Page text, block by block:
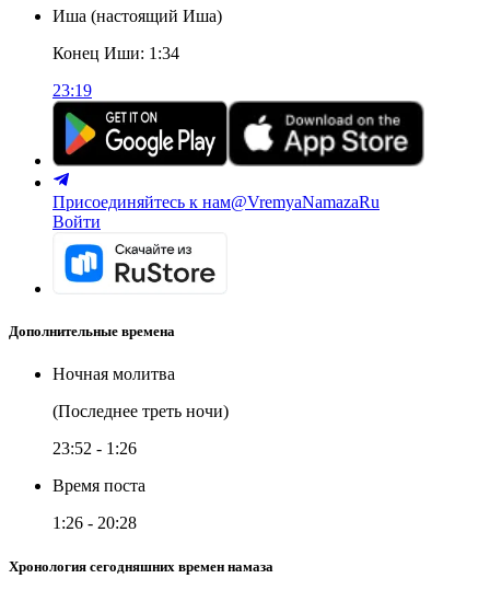
Иша (настоящий Иша)
Конец Иши: 1:34
23:19
Присоединяйтесь к нам@VremyaNamazaRu
Войти
Дополнительные времена
Ночная молитва
(Последнее треть ночи)
23:52 - 1:26
Время поста
1:26 - 20:28
Хронология сегодняшних времен намаза